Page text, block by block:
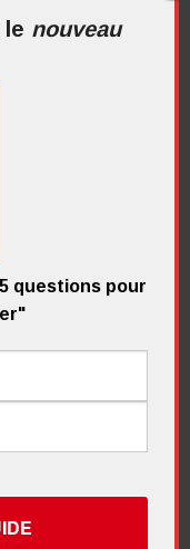
le nouveau
questions pour